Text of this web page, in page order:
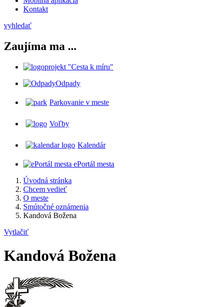
Kontakt
vyhledať
Zaujíma ma ...
projekt "Cesta k míru"
Odpady
Parkovanie v meste
Voľby
Kalendár
ePortál mesta
Úvodná stránka
Chcem vedieť
O meste
Smútočné oznámenia
Kandová Božena
Vytlačiť
Kandová Božena